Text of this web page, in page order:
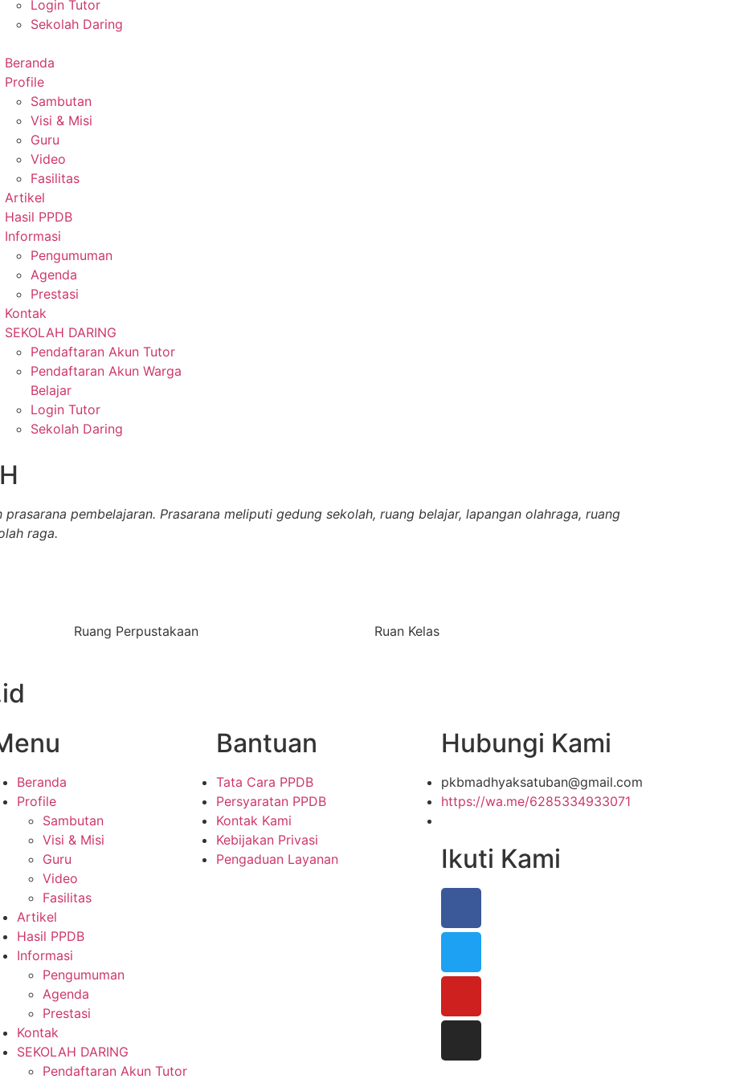
Login Tutor
Sekolah Daring
Beranda
Profile
Sambutan
Visi & Misi
Guru
Video
Fasilitas
Artikel
Hasil PPDB
Informasi
Pengumuman
Agenda
Prestasi
Kontak
SEKOLAH DARING
Pendaftaran Akun Tutor
Pendaftaran Akun Warga
Belajar
Login Tutor
Sekolah Daring
pembelajaran. Prasarana meliputi gedung sekolah, ruang belajar, lapangan olahraga, ruang
raga.
Ruang Perpustakaan Ruan Kelas
Beranda
Profile
Sambutan
Visi & Misi
Guru
Video
Fasilitas
Artikel
Hasil PPDB
Informasi
Pengumuman
Agenda
Prestasi
Kontak
SEKOLAH DARING
Pendaftaran Akun Tutor
Bantuan
Tata Cara PPDB
Persyaratan PPDB
Kontak Kami
Kebijakan Privasi
Pengaduan Layanan
Hubungi Kami
pkbmadhyaksatuban@gmail.com
https://wa.me/6285334933071
Ikuti Kami